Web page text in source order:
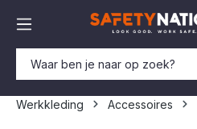
Werkkleding Accessoires